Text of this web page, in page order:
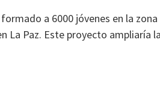
a 6000 jóvenes en la
La Paz. Este proyecto ampliaría